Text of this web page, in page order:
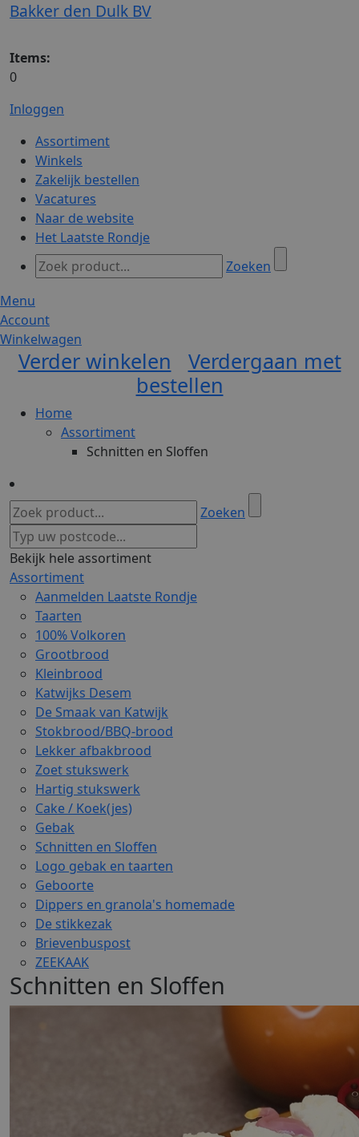
Bakker den Dulk BV
Items:
0
Inloggen
Assortiment
Winkels
Zakelijk bestellen
Vacatures
Naar de website
Het Laatste Rondje
Zoeken
Menu
Account
Winkelwagen
Verder winkelen
Verdergaan met
bestellen
Home
Assortiment
Schnitten en Sloffen
Zoeken
Bekijk hele assortiment
Assortiment
Aanmelden Laatste Rondje
Taarten
100% Volkoren
Grootbrood
Kleinbrood
Katwijks Desem
De Smaak van Katwijk
Stokbrood/BBQ-brood
Lekker afbakbrood
Zoet stukswerk
Hartig stukswerk
Cake / Koek(jes)
Gebak
Schnitten en Sloffen
Logo gebak en taarten
Geboorte
Dippers en granola's homemade
De stikkezak
Brievenbuspost
ZEEKAAK
Schnitten en Sloffen